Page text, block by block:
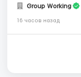
Group Working
16 часов назад